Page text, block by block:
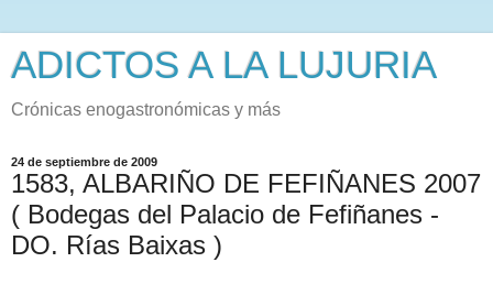
ADICTOS A LA LUJURIA
Crónicas enogastronómicas y más
24 de septiembre de 2009
1583, ALBARIÑO DE FEFIÑANES 2007
( Bodegas del Palacio de Fefiñanes -
DO. Rías Baixas )